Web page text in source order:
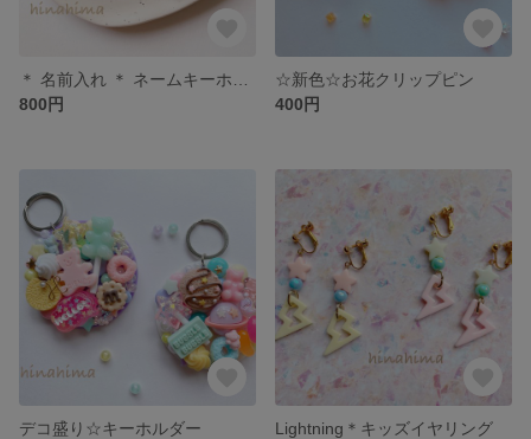
800円
☆新色☆お花クリップピン
400円
デコ盛り☆キーホルダー
Lightning＊キッズイヤリング